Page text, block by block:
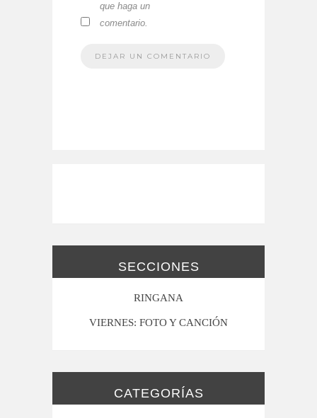
que haga un
comentario.
SECCIONES
RINGANA
VIERNES: FOTO Y CANCIÓN
CATEGORÍAS